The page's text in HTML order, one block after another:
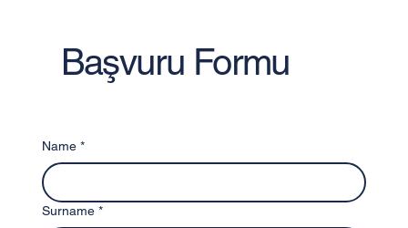
Başvuru Formu
Name *
Surname *